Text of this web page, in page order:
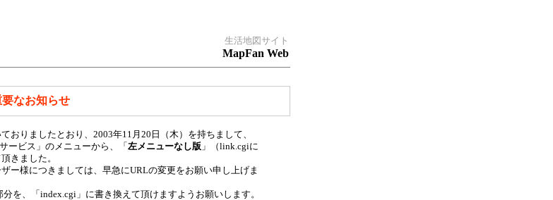
生活地図サイト
MapFan Web
要なお知らせ
おりましたとおり、2003年11月20日（木）を持ちまして、
ービス」のメニューから、「 左メニューなし版 」（link.cgiに
きました。
ー様につきましては、早急にURLの変更をお願い申し上げま
を、「index.cgi」に書き換えて頂けますようお願いします。